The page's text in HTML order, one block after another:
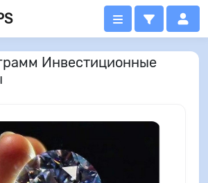
Инвестиционные